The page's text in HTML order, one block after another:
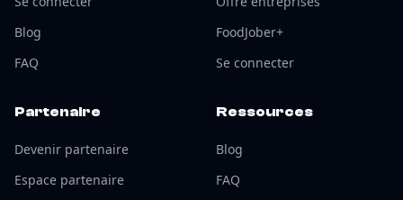
Blog
FAQ
FoodJober+
Se connecter
Partenaire
Devenir partenaire
Espace partenaire
Ressources
Blog
FAQ